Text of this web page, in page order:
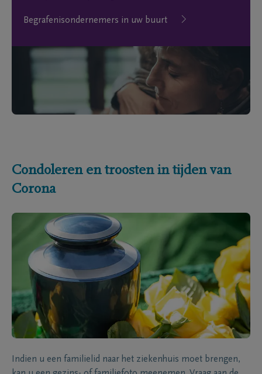
Begrafenisondernemers in uw buurt
Condoleren en troosten in tijden van
Corona
Indien u een familielid naar het ziekenhuis moet brengen,